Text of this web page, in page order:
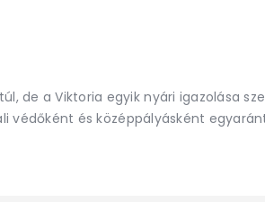
de a Viktoria egyik nyári igazolása
védőként és középpályásként